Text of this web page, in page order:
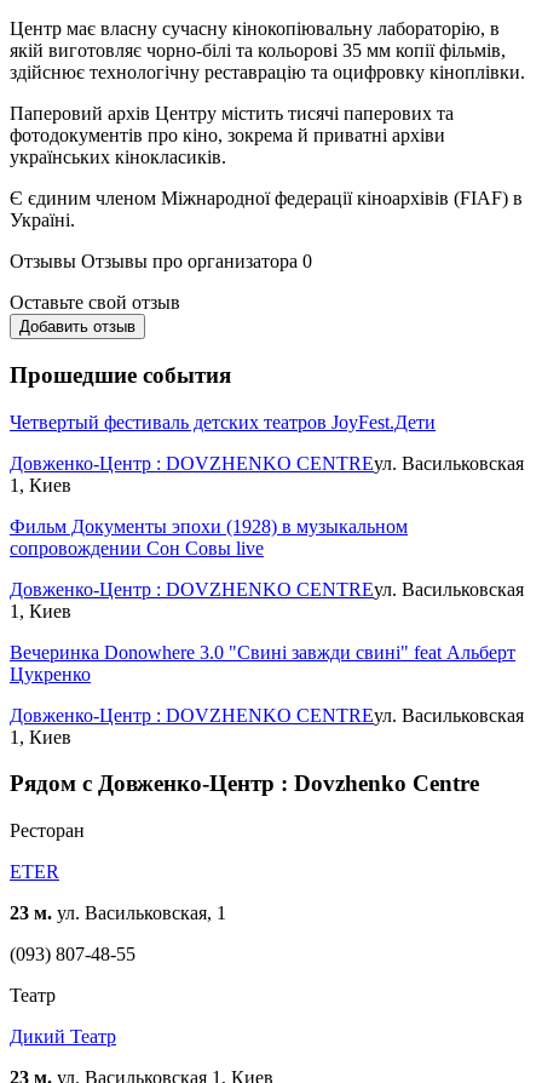
Центр має власну сучасну кінокопіювальну лабораторію, в
якій виготовляє чорно-білі та кольорові 35 мм копії фільмів,
здійснює технологічну реставрацію та оцифровку кіноплівки.
Паперовий архів Центру містить тисячі паперових та
фотодокументів про кіно, зокрема й приватні архіви
українських кінокласиків.
Є єдиним членом Міжнародної федерації кіноархівів (FIAF) в
Україні.
Отзывы Отзывы про организатора 0
Оставьте свой отзыв
Добавить отзыв
Прошедшие события
Четвертый фестиваль детских театров JoyFest.Дети
Довженко-Центр : DOVZHENKO CENTREул. Васильковская
1, Киев
Фильм Документы эпохи (1928) в музыкальном
сопровождении Сон Совы live
Довженко-Центр : DOVZHENKO CENTREул. Васильковская
1, Киев
Вечеринка Donowhere 3.0 "Свині завжди свині" feat Альберт
Цукренко
Довженко-Центр : DOVZHENKO CENTREул. Васильковская
1, Киев
Рядом с Довженко-Центр : Dovzhenko Centre
Ресторан
ETER
23 м. ул. Васильковская, 1
(093) 807-48-55
Театр
Дикий Театр
23 м. ул. Васильковская 1, Киев